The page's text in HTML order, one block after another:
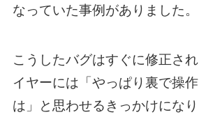
なっていた事例がありました。
こうしたバグはすぐに修正さ
イヤーには「やっぱり裏で操
は」と思わせるきっかけになり